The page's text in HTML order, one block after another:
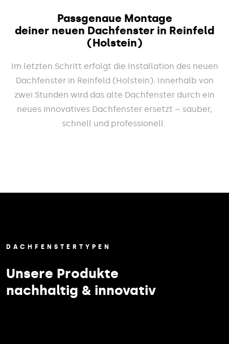
Passgenaue Montage
deiner neuen Dachfenster in Reinfeld
(Holstein)
Im letzten Schritt erfolgt die Installation des neuen
Dachfenster in Reinfeld (Holstein). Innerhalb von
zwei Stunden wird das alte Dachfenster durch ein
neues innovatives Dachfenster ersetzt – sauber,
schnell und professionell.
DACHFENSTERTYPEN
Unsere Produkte
nachhaltig & innovativ